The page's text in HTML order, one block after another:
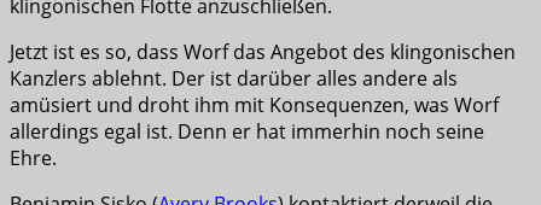
klingonischen Flotte anzuschließen.
Jetzt ist es so, dass Worf das Angebot des klingonischen
Kanzlers ablehnt. Der ist darüber alles andere als
amüsiert und droht ihm mit Konsequenzen, was Worf
allerdings egal ist. Denn er hat immerhin noch seine
Ehre.